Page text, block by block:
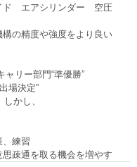
　エアシリンダー　空圧
の精度や強度をより良い
リー部門“準優勝”
場決定”
かし、
、練習
疎通を取る機会を増やす